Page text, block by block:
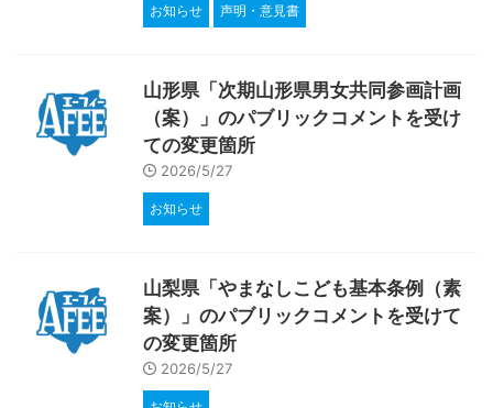
お知らせ 声明・意見書
山形県「次期山形県男女共同参画計画
（案）」のパブリックコメントを受け
ての変更箇所
2026/5/27
お知らせ
山梨県「やまなしこども基本条例（素
案）」のパブリックコメントを受けて
の変更箇所
2026/5/27